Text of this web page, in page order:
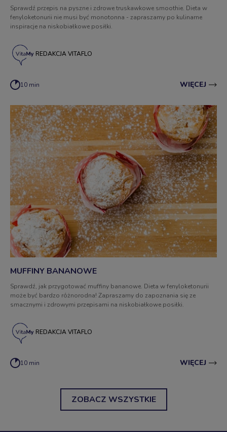
Sprawdź przepis na pyszne i zdrowe truskawkowe smoothie. Dieta w
fenyloketonurii nie musi być monotonna - zapraszamy po kulinarne
inspiracje na niskobiałkowe posiłki.
REDAKCJA VITAFLO
10 min WIĘCEJ
MUFFINY BANANOWE
Sprawdź, jak przygotować muffiny bananowe. Dieta w fenyloketonurii
może być bardzo różnorodna! Zapraszamy do zapoznania się ze
smacznymi i zdrowymi przepisami na niskobiałkowe posiłki.
REDAKCJA VITAFLO
10 min WIĘCEJ
ZOBACZ WSZYSTKIE